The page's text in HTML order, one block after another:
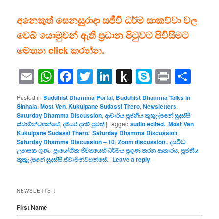
අනෙකුත් සෙනසුරාදා සජීවී ධර්ම සාකච්චා වල
වෙබ් යොමුවන් ඇති ප්‍රධාන පිටුවට පිවිසීමට
මෙතන click කරන්න.
EmailWhatsApp
Facebook
Twitter
LinkedIn
Push
to
Kindle
Skype
Print
Posted in Buddhist Dhamma Portal, Buddhist Dhamma Talks in
Sinhala,Most Ven. Kukulpane Sudassi Thero,Newsletters,
Saturday Dhamma Discussion,ආචාර්ය පූජනීය කුකුල්පනේ සුදස්සී
ස්වාමින්වහන්සේ,දම්සර දහම් පුවත් |Tagged audio edited.,Most Ven
Kukulpane Sudassi Thero.,Saturday Dhamma Discussion,
Saturday Dhamma Discussion – 10,Zoom discussion.,දසවිධ
උපාසක ගුණ.,ප්‍රායෝගික ජීවිතයෙහි ධර්මය ප්‍රගුණ කරන ආකාරය,පූජනීය
කුකුල්පනේ සුදස්සී ස්වාමින්වහන්සේ. | Leave a reply
NEWSLETTER
First Name